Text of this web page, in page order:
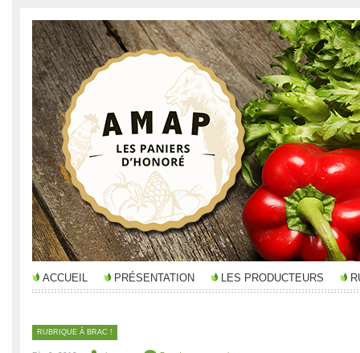
ACCUEIL PRÉSENTATION LES PRODUCTEURS
RUBRIQUE À BRAC !